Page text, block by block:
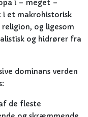
i – meget –
i et makrohistorisk
og ligesom
og hidrører fra
dominans verden
de fleste